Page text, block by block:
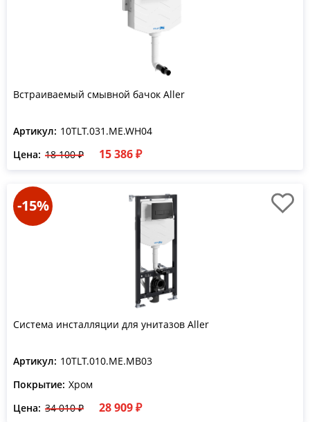
Встраиваемый смывной бачок Aller
Артикул: 10TLT.031.ME.WH04
Цена: 18 100 ₽ 15 386 ₽
-15%
Система инсталляции для унитазов Aller
Артикул: 10TLT.010.ME.MB03
Покрытие: Хром
Цена: 34 010 ₽ 28 909 ₽